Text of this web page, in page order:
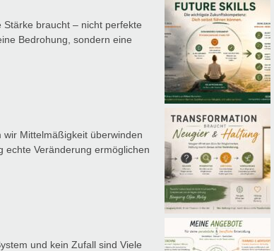
braucht – nicht perfekte
Bedrohung, sondern eine
Mittelmäßigkeit überwinden
echte Veränderung ermöglichen
und kein Zufall sind Viele